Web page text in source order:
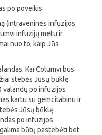
po poveikis
(intraveninės infuzijos
infuzijų metu ir
nuo to, kaip Jūs
Kai Columvi bus
stebės Jūsų būklę
valandų po infuzijos
kartu su gemcitabinu ir
Jūsų būklę
po infuzijos
būtų pastebėti bet